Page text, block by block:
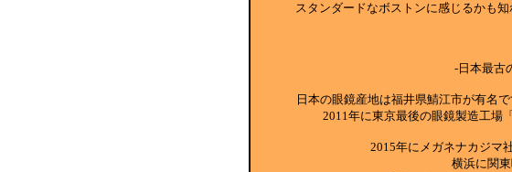
スタンダードなボストンに感じるかも
-日本最古
日本の眼鏡産地は福井県鯖江市が有名
2011年に東京最後の眼鏡製造工場
2015年にメガネナカジマ
横浜に関